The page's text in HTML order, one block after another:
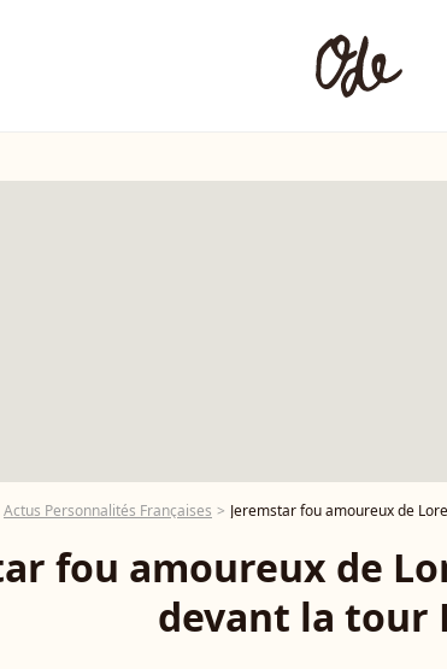
Actus Personnalités Françaises Jeremstar fou amoureux de
fou amoureux de
devant la tour